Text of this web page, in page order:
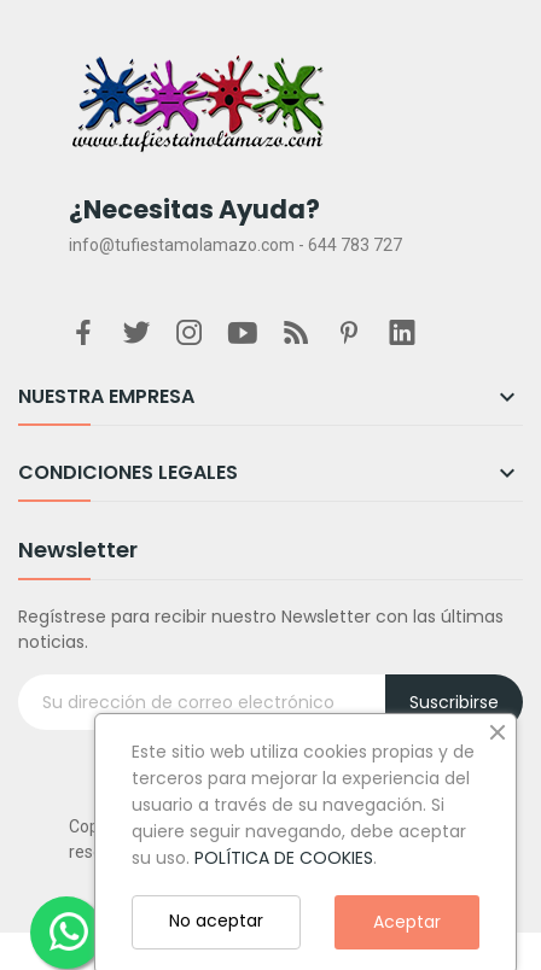
¿Necesitas Ayuda?
info@tufiestamolamazo.com - 644 783 727
NUESTRA EMPRESA 
CONDICIONES LEGALES 
Newsletter
Regístrese para recibir nuestro Newsletter con las últimas
noticias.
Suscribirse
Copyright © Tufiestamolamazo.com - Todos los derechos
reservados.
Este sitio web utiliza cookies propias y de
terceros para mejorar la experiencia del
usuario a través de su navegación. Si
quiere seguir navegando, debe aceptar
su uso. POLÍTICA DE COOKIES.
Aceptar
No aceptar